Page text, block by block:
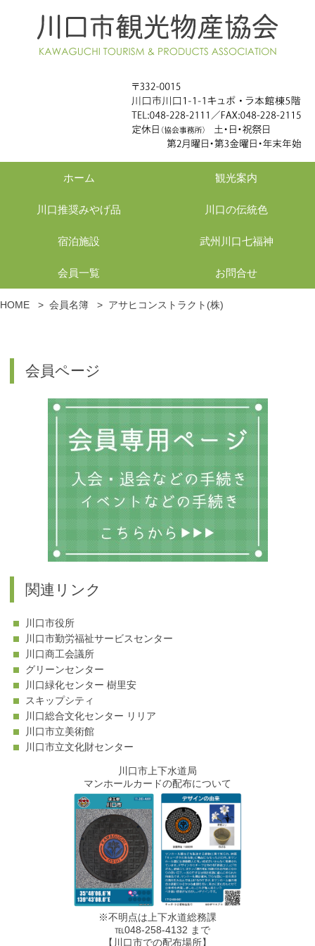
ホーム 観光案内
川口推奨みやげ品 川口の伝統色
宿泊施設 武州川口七福神
会員一覧 お問合せ
HOME > 会員名簿 > アサヒコンストラクト(株)
会員ページ
関連リンク
川口市役所
川口市勤労福祉サービスセンター
川口商工会議所
グリーンセンター
川口緑化センター 樹里安
スキップシティ
川口総合文化センター リリア
川口市立美術館
川口市立文化財センター
川口市上下水道局
マンホールカードの配布について
※不明点は上下水道総務課
℡048-258-4132 まで
【川口市での配布場所】